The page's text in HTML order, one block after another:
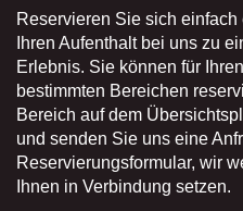
Reservieren Sie sich
Ihren Aufenthalt bei uns zu
Erlebnis. Sie können für
bestimmten Bereichen
Bereich auf dem
und senden Sie uns eine
Reservierungsformular, wir
Ihnen in Verbindung setzen.